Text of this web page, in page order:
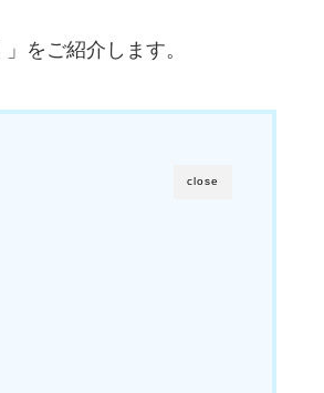
」をご紹介します。
close